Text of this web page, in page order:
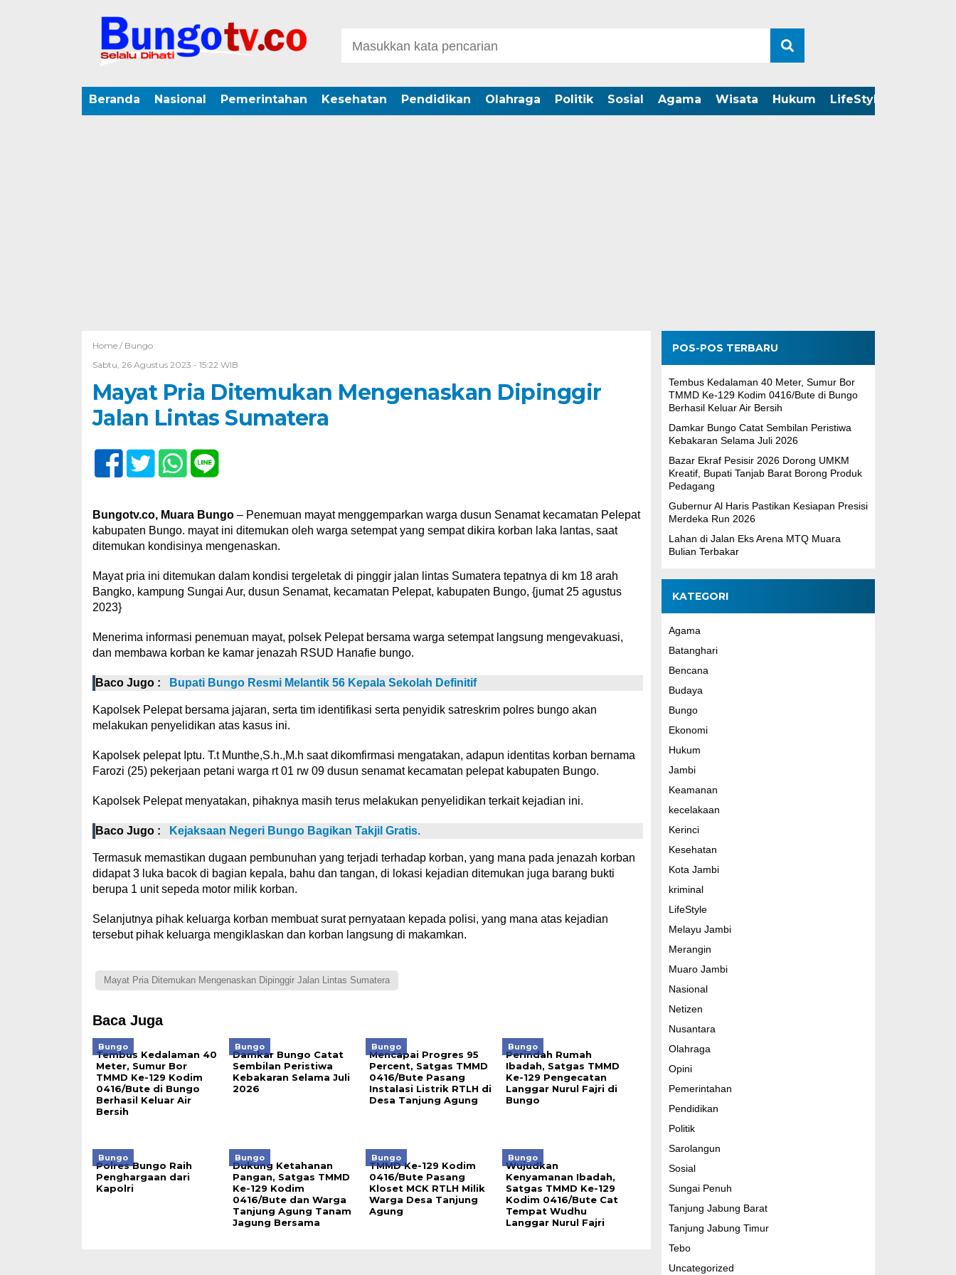
Beranda Nasional Pemerintahan Kesehatan Pendidikan Olahraga Politik Sosial Agama Wisata Hukum LifeStyle
Home / Bungo
Sabtu, 26 Agustus 2023 - 15:22 WIB
Mayat Pria Ditemukan Mengenaskan Dipinggir
Jalan Lintas Sumatera
Bungotv.co, Muara Bungo– Penemuan mayat menggemparkan warga dusun Senamat kecamatan Pelepat
kabupaten Bungo. mayat ini ditemukan oleh warga setempat yang sempat dikira korban laka lantas, saat
ditemukan kondisinya mengenaskan.
Mayat pria ini ditemukan dalam kondisi tergeletak di pinggir jalan lintas Sumatera tepatnya di km 18 arah
Bangko, kampung Sungai Aur, dusun Senamat, kecamatan Pelepat, kabupaten Bungo, {jumat 25 agustus
2023}
Menerima informasi penemuan mayat, polsek Pelepat bersama warga setempat langsung mengevakuasi,
dan membawa korban ke kamar jenazah RSUD Hanafie bungo.
Baco Jugo : Bupati Bungo Resmi Melantik 56 Kepala Sekolah Definitif
Kapolsek Pelepat bersama jajaran, serta tim identifikasi serta penyidik satreskrim polres bungo akan
melakukan penyelidikan atas kasus ini.
Kapolsek pelepat Iptu. T.t Munthe,S.h.,M.h saat dikomfirmasi mengatakan, adapun identitas korban bernama
Farozi (25) pekerjaan petani warga rt 01 rw 09 dusun senamat kecamatan pelepat kabupaten Bungo.
Kapolsek Pelepat menyatakan, pihaknya masih terus melakukan penyelidikan terkait kejadian ini.
Baco Jugo : Kejaksaan Negeri Bungo Bagikan Takjil Gratis.
Termasuk memastikan dugaan pembunuhan yang terjadi terhadap korban, yang mana pada jenazah korban
didapat 3 luka bacok di bagian kepala, bahu dan tangan, di lokasi kejadian ditemukan juga barang bukti
berupa 1 unit sepeda motor milik korban.
Selanjutnya pihak keluarga korban membuat surat pernyataan kepada polisi, yang mana atas kejadian
tersebut pihak keluarga mengiklaskan dan korban langsung di makamkan.
Mayat Pria Ditemukan Mengenaskan Dipinggir Jalan Lintas Sumatera
Baca Juga
Bungo
Tembus Kedalaman 40
Meter, Sumur Bor
TMMD Ke-129 Kodim
0416/Bute di Bungo
Berhasil Keluar Air
Bersih
Bungo
Damkar Bungo Catat
Sembilan Peristiwa
Kebakaran Selama Juli
2026
Bungo
Mencapai Progres 95
Percent, Satgas TMMD
0416/Bute Pasang
Instalasi Listrik RTLH di
Desa Tanjung Agung
Bungo
Perindah Rumah
Ibadah, Satgas TMMD
Ke-129 Pengecatan
Langgar Nurul Fajri di
Bungo
Bungo
Polres Bungo Raih
Penghargaan dari
Kapolri
Bungo
Dukung Ketahanan
Pangan, Satgas TMMD
Ke-129 Kodim
0416/Bute dan Warga
Tanjung Agung Tanam
Jagung Bersama
Bungo
TMMD Ke-129 Kodim
0416/Bute Pasang
Kloset MCK RTLH Milik
Warga Desa Tanjung
Agung
Bungo
Wujudkan
Kenyamanan Ibadah,
Satgas TMMD Ke-129
Kodim 0416/Bute Cat
Tempat Wudhu
Langgar Nurul Fajri
POS-POS TERBARU
Tembus Kedalaman 40 Meter, Sumur Bor
TMMD Ke-129 Kodim 0416/Bute di Bungo
Berhasil Keluar Air Bersih
Damkar Bungo Catat Sembilan Peristiwa
Kebakaran Selama Juli 2026
Bazar Ekraf Pesisir 2026 Dorong UMKM
Kreatif, Bupati Tanjab Barat Borong Produk
Pedagang
Gubernur Al Haris Pastikan Kesiapan Presisi
Merdeka Run 2026
Lahan di Jalan Eks Arena MTQ Muara
Bulian Terbakar
KATEGORI
Agama
Batanghari
Bencana
Budaya
Bungo
Ekonomi
Hukum
Jambi
Keamanan
kecelakaan
Kerinci
Kesehatan
Kota Jambi
kriminal
LifeStyle
Melayu Jambi
Merangin
Muaro Jambi
Nasional
Netizen
Nusantara
Olahraga
Opini
Pemerintahan
Pendidikan
Politik
Sarolangun
Sosial
Sungai Penuh
Tanjung Jabung Barat
Tanjung Jabung Timur
Tebo
Uncategorized